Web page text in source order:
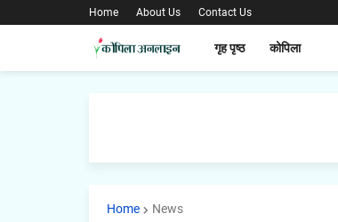
Home About Us Contact Us
गृह पृष्ठ कोपिला
Home News